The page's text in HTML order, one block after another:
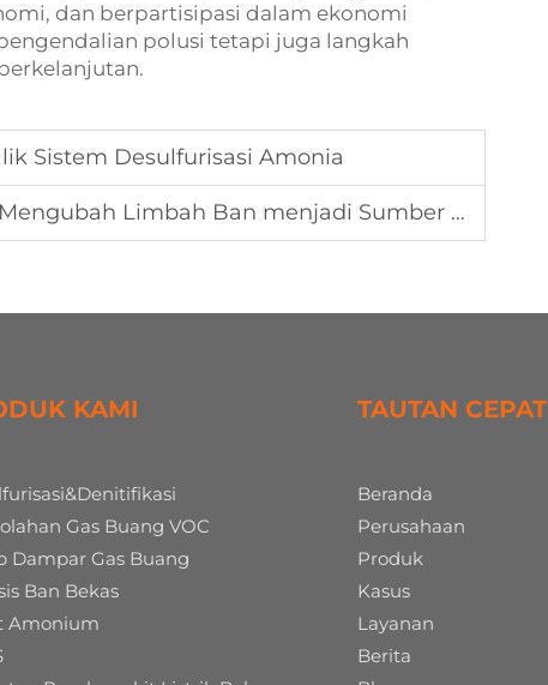
dan berpartisipasi dalam ekonomi
polusi tetapi juga langkah
Sistem Desulfurisasi Amonia
Limbah Ban menjadi Sumber Daya Berharga
KAMI
Gas Buang VOC
Dampar Gas Buang
Ban Bekas
Amonium
TAUTAN CEPAT
Beranda
Perusahaan
Produk
Kasus
Layanan
Berita